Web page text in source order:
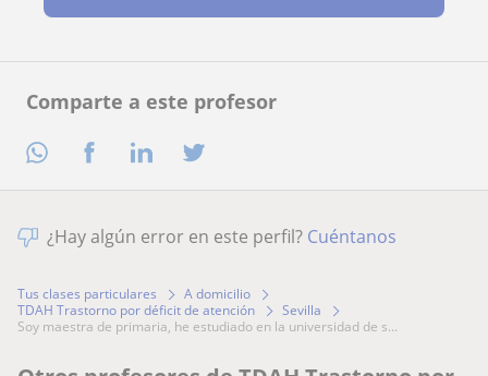
Comparte a este profesor
¿Hay algún error en este perfil? Cuéntanos
Tus clases particulares
A domicilio
TDAH Trastorno por déficit de atención
Sevilla
soy maestra de primaria, he estudiado en la universidad de s...